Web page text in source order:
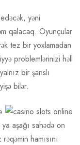
yəni
qalacaq. Oyunçular
tez bir yoxlamadan
problemlərinizi həll
bir şanslı
bilər.
aşağı sahədə on
hamısını